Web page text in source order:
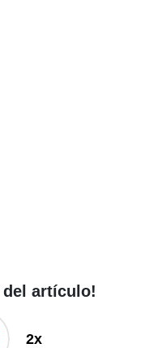
del artículo!
2x